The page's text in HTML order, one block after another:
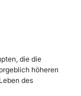
die die
höheren
des